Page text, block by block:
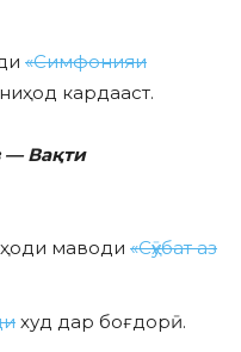
«Симфонияи
кардааст.
— Вақти
маводи «Сӯҳбат аз
худ дар боғдорӣ.